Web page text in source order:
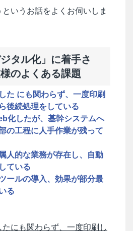
いうお話をよくお伺いしま
ジタル化」に着手さ
のよくある課題
た にも関わらず、一度印刷
後続処理をしている
化したが、基幹システムへ
の工程に人手作業が残って
人的な業務が存在し、自動
ている
ールの導入、効果が部分最
る
たにも関わらず、一度印刷し